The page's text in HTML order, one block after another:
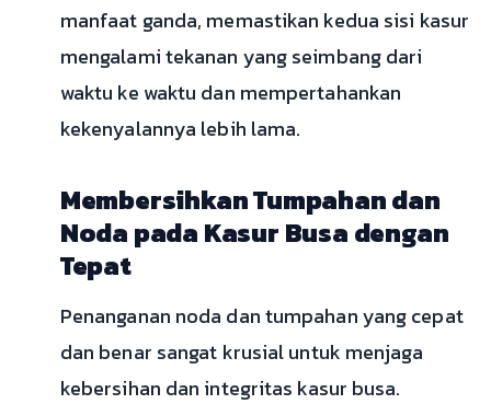
manfaat ganda, memastikan kedua sisi kasur
mengalami tekanan yang seimbang dari
waktu ke waktu dan mempertahankan
kekenyalannya lebih lama.
Membersihkan Tumpahan dan
Noda pada Kasur Busa dengan
Tepat
Penanganan noda dan tumpahan yang cepat
dan benar sangat krusial untuk menjaga
kebersihan dan integritas kasur busa.